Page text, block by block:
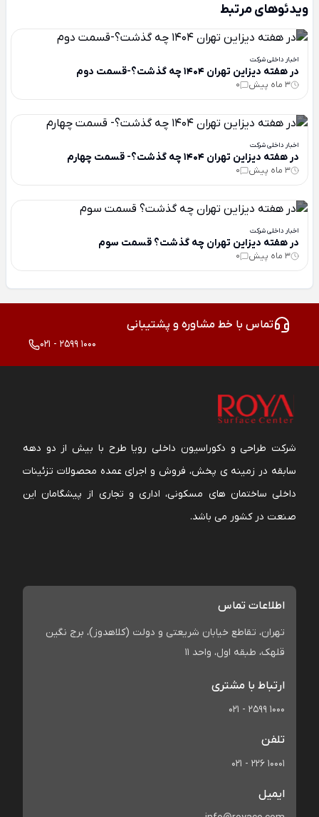
ویدئوهای مرتبط
اخبار داخلی شرکت
در هفته دیزاین تهران 1404 چه گذشت؟-قسمت دوم
3 ماه پیش 0
اخبار داخلی شرکت
در هفته دیزاین تهران 1404 چه گذشت؟- قسمت چهارم
3 ماه پیش 0
اخبار داخلی شرکت
در هفته دیزاین تهران چه گذشت؟ قسمت سوم
3 ماه پیش 0
تماس با خط مشاوره و پشتیبانی
021 - 2599 1000
شرکت طراحی و دکوراسیون داخلی رویا طرح با بیش از دو دهه
سابقه در زمینه ی پخش، فروش و اجرای عمده محصولات تزئینات
داخلی ساختمان های مسکونی، اداری و تجاری از پیشگامان این
صنعت در کشور می باشد.
اطلاعات تماس
تهران، تقاطع خیابان شریعتی و دولت (کلاهدوز)، برج نگین
قلهک، طبقه اول، واحد 11
ارتباط با مشتری
021 - 2599 1000
تلفن
021 - 226 10001
ایمیل